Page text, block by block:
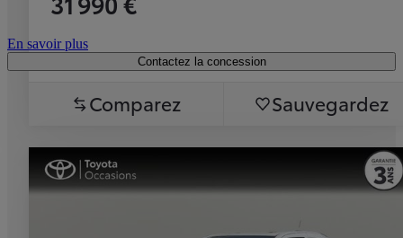
En savoir plus
Contactez la concession
Comparez Sauvegardez